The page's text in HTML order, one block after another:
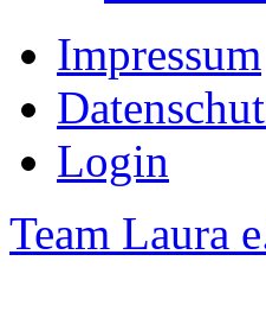
Impressum
Login
Team Laura